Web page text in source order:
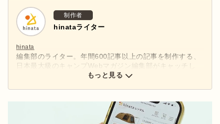
制作者
hinataライター
hinata
編集部のライター。年間600記事以上の記事を制作する、
日本最大級のキャンプWebマガジン編集部がキャッチし
た、アウトドアの最新情報をお届けします。
もっと見る